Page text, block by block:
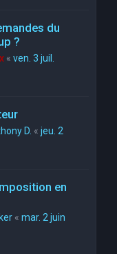
du
?
« ven. 3 juil.
D. « jeu. 2
en
« mar. 2 juin